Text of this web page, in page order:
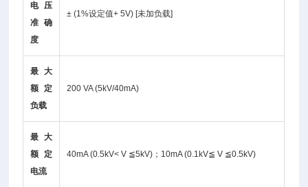
电压
准确
度
± (1%设定值+ 5V) [未加负载]
最大
额定
负载
200 VA (5kV/40mA)
最大
额定
电流
40mA (0.5kV< V ≦5kV)；10mA (0.1kV≦ V ≦0.5kV)